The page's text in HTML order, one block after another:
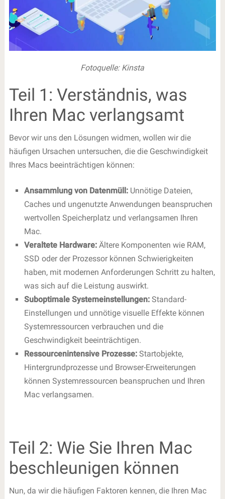
Fotoquelle: Kinsta
Teil 1: Verständnis, was
Ihren Mac verlangsamt
Bevor wir uns den Lösungen widmen, wollen wir die
häufigen Ursachen untersuchen, die die Geschwindigkeit
Ihres Macs beeinträchtigen können:
Ansammlung von Datenmüll:Unnötige Dateien,
Caches und ungenutzte Anwendungen beanspruchen
wertvollen Speicherplatz und verlangsamen Ihren
Mac.
Veraltete Hardware:Ältere Komponenten wie RAM,
SSD oder der Prozessor können Schwierigkeiten
haben, mit modernen Anforderungen Schritt zu halten,
was sich auf die Leistung auswirkt.
Suboptimale Systemeinstellungen:Standard-
Einstellungen und unnötige visuelle Effekte können
Systemressourcen verbrauchen und die
Geschwindigkeit beeinträchtigen.
Ressourcenintensive Prozesse:Startobjekte,
Hintergrundprozesse und Browser-Erweiterungen
können Systemressourcen beanspruchen und Ihren
Mac verlangsamen.
Teil 2: Wie Sie Ihren Mac
beschleunigen können
Nun, da wir die häufigen Faktoren kennen, die Ihren Mac